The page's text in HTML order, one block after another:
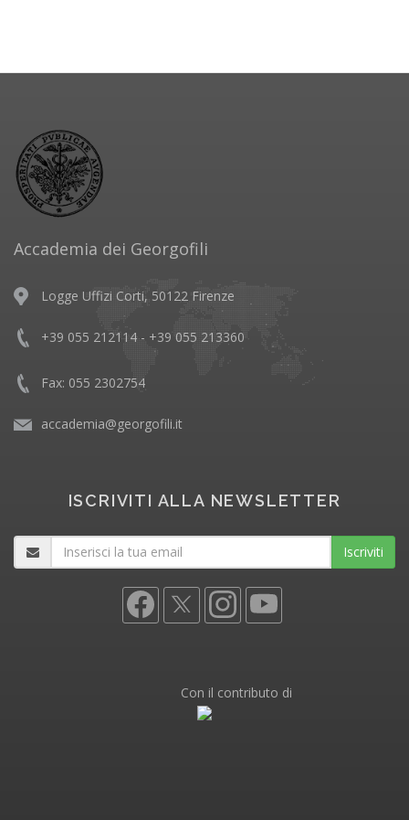
Accademia dei Georgofili
Logge Uffizi Corti, 50122 Firenze
+39 055 212114 - +39 055 213360
Fax: 055 2302754
accademia@georgofili.it
ISCRIVITI ALLA NEWSLETTER
Iscriviti
Con il contributo di